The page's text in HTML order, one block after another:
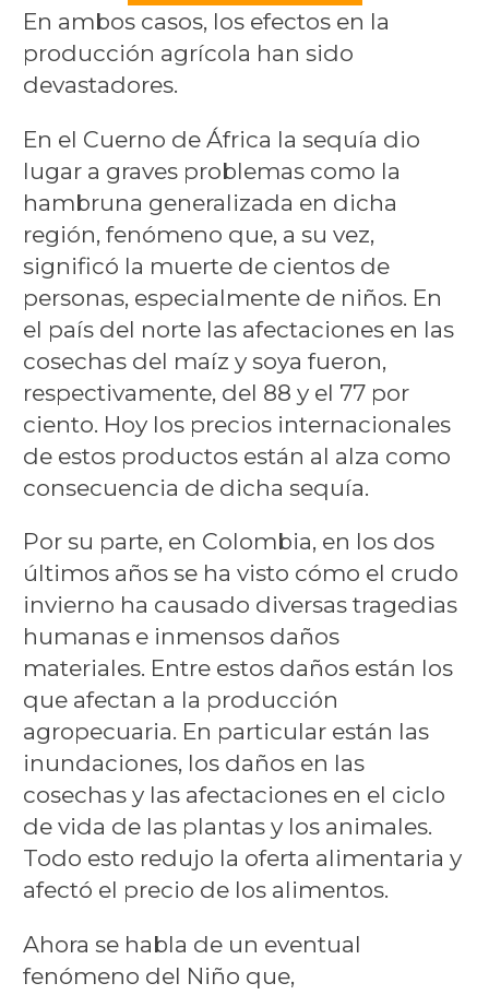
En ambos casos, los efectos en la
producción agrícola han sido
devastadores.
En el Cuerno de África la sequía dio
lugar a graves problemas como la
hambruna generalizada en dicha
región, fenómeno que, a su vez,
significó la muerte de cientos de
personas, especialmente de niños. En
el país del norte las afectaciones en las
cosechas del maíz y soya fueron,
respectivamente, del 88 y el 77 por
ciento. Hoy los precios internacionales
de estos productos están al alza como
consecuencia de dicha sequía.
Por su parte, en Colombia, en los dos
últimos años se ha visto cómo el crudo
invierno ha causado diversas tragedias
humanas e inmensos daños
materiales. Entre estos daños están los
que afectan a la producción
agropecuaria. En particular están las
inundaciones, los daños en las
cosechas y las afectaciones en el ciclo
de vida de las plantas y los animales.
Todo esto redujo la oferta alimentaria y
afectó el precio de los alimentos.
Ahora se habla de un eventual
fenómeno del Niño que,